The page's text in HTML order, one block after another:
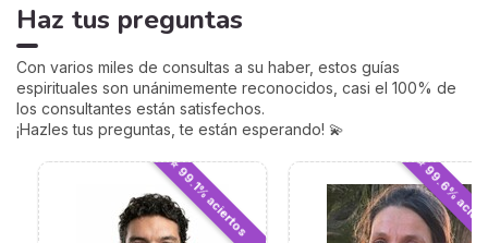
zodiacal y en cómo te
relacionas con los demás.
fascinante aspecto de la
astrología y empieza a ver
tu horóscopo desde una
perspectiva renovada.
Haz tus preguntas
Con varios miles de consultas a su haber, estos guías
espirituales son unánimemente reconocidos, casi el 100% de
los consultantes están satisfechos.
¡Hazles tus preguntas, te están esperando! 💫
⭐ 99.1% aciertos ⭐ 99.6%